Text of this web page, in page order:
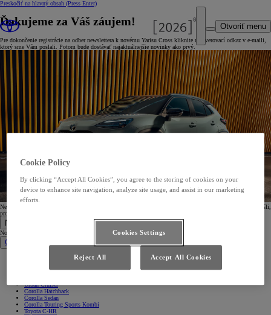
Preskočiť na hlavný obsah (Press Enter)
Otvoriť menu
Ďakujeme za Váš záujem!
Pre dokončenie registrácie na odber newslettera k novému Yarisu Cross kliknite na overovací odkaz v e-maili,
ktorý sme Vám poslali. Potom bude dostávať najaktuálnejšie novinky ako prvý.
Nedostali ste náš e-mail? Nezabudnite skontrolovať priečinok Nevyžiadaná pošta (Spam). Ak ste e-mail nenašli,
prosím,
Nové vozidlá
Nové vozidlá
Osobné vozidlá
Yaris Cross
Urban Cruiser
Corolla Hatchback
Corolla Sedan
Corolla Touring Sports Kombi
Toyota C-HR
Cookie Policy
By clicking “Accept All Cookies”, you agree to the storing of cookies on your
device to enhance site navigation, analyze site usage, and assist in our marketing
efforts.
Cookies Settings
Reject All Accept All Cookies